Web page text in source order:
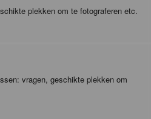
plekken om te fotograferen etc.
vragen, geschikte plekken om